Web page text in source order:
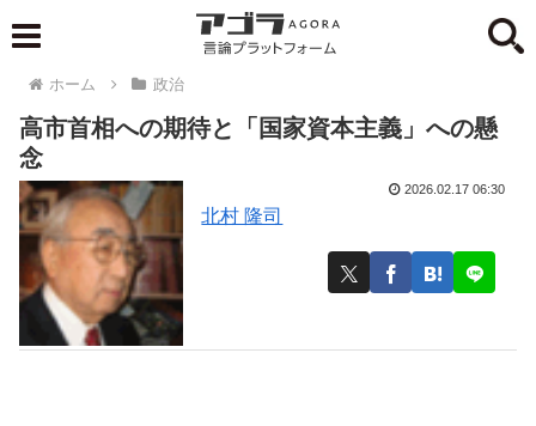
ホーム 政治
高市首相への期待と「国家資本主義」への懸
念
北村 隆司
2026.02.17 06:30